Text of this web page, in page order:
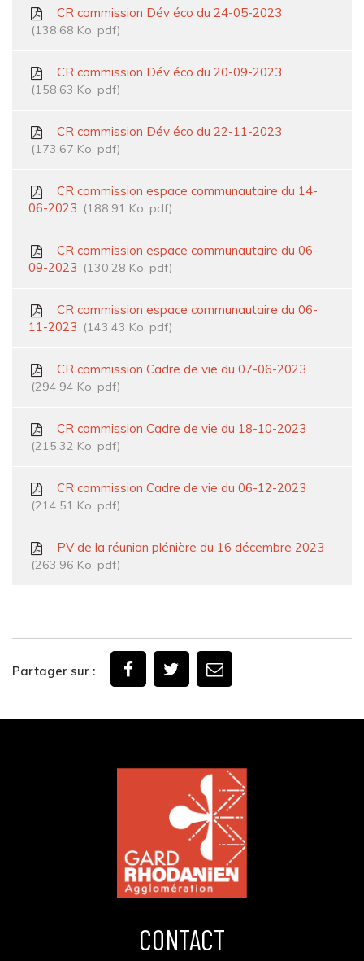
CR commission Dév éco du 24-05-2023
138,68 Ko, pdf
CR commission Dév éco du 20-09-2023
158,63 Ko, pdf
CR commission Dév éco du 22-11-2023
173,67 Ko, pdf
CR commission espace communautaire du 14-
06-2023
188,91 Ko, pdf
CR commission espace communautaire du 06-
09-2023
130,28 Ko, pdf
CR commission espace communautaire du 06-
11-2023
143,43 Ko, pdf
CR commission Cadre de vie du 07-06-2023
294,94 Ko, pdf
CR commission Cadre de vie du 18-10-2023
215,32 Ko, pdf
CR commission Cadre de vie du 06-12-2023
214,51 Ko, pdf
PV de la réunion plénière du 16 décembre 2023
263,96 Ko, pdf
Partager sur :
CONTACT